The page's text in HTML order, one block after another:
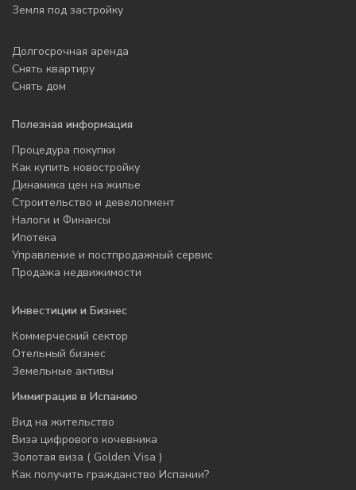
Земля под застройку
Долгосрочная аренда
Снять квартиру
Снять дом
Полезная информация
Процедура покупки
Как купить новостройку
Динамика цен на жилье
Строительство и девелопмент
Налоги и Финансы
Ипотека
Управление и постпродажный сервис
Продажа недвижимости
Инвестиции и Бизнес
Коммерческий сектор
Отельный бизнес
Земельные активы
Иммиграция в Испанию
Вид на жительство
Виза цифрового кочевника
Золотая виза ( Golden Visa )
Как получить гражданство Испании?